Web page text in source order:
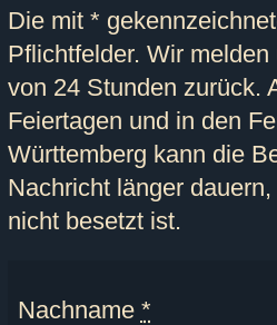
Die mit *
Pflichtfelder. Wir
von 24 Stunden zurück.
Feiertagen und in den
Württemberg kann die
Nachricht länger
nicht besetzt ist.
Nachname *